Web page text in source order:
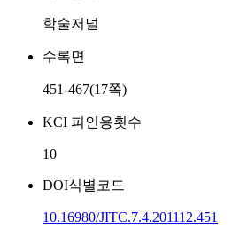
학술저널
수록면
451-467(17쪽)
KCI 피인용횟수
10
DOI식별코드
10.16980/JITC.7.4.201112.451